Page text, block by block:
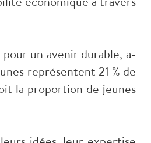
un avenir durable, a-
représentent 21 % de
la proportion de jeunes